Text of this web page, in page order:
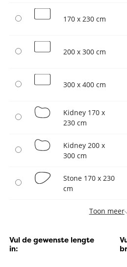
170 x 230 cm
200 x 300 cm
300 x 400 cm
Kidney 170 x
230 cm
Kidney 200 x
300 cm
Stone 170 x 230
cm
Toon meer
Vul de gewenste lengte
in: